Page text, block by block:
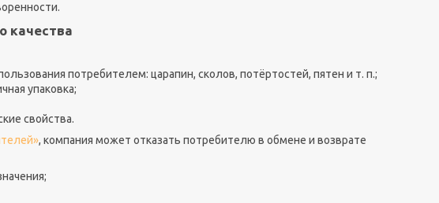
качества
потребителем: царапин, сколов, потёртостей, пятен и т. п.;
упаковка;
свойства.
, компания может отказать потребителю в обмене и возврате